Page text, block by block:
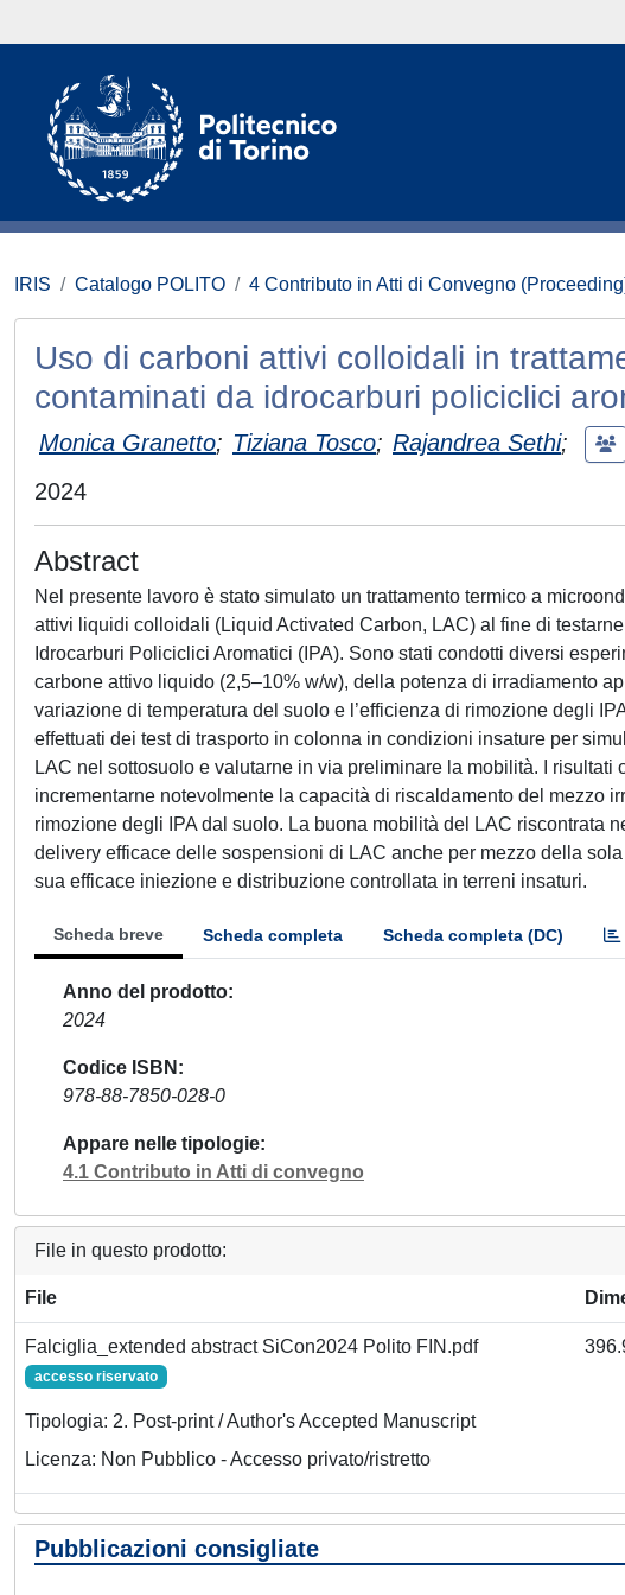
IRIS Catalogo POLITO 4 Contributo in Atti di Convegno
Uso di carboni attivi colloidali in
contaminati da idrocarburi policiclici
Monica Granetto; Tiziana Tosco; Rajandrea Sethi;
2024
Abstract
Nel presente lavoro è stato simulato un trattamento termico a
attivi liquidi colloidali (Liquid Activated Carbon, LAC) al fine di
Idrocarburi Policiclici Aromatici (IPA). Sono stati condotti diversi
carbone attivo liquido (2,5–10% w/w), della potenza di irradiamento
variazione di temperatura del suolo e l’efficienza di rimozione degli
effettuati dei test di trasporto in colonna in condizioni insature per
LAC nel sottosuolo e valutarne in via preliminare la mobilità. I
incrementarne notevolmente la capacità di riscaldamento del mezzo
rimozione degli IPA dal suolo. La buona mobilità del LAC riscontrata
delivery efficace delle sospensioni di LAC anche per mezzo della
sua efficace iniezione e distribuzione controllata in terreni insaturi.
Scheda breve Scheda completa Scheda completa (DC)
Anno del prodotto
2024
Codice ISBN
978-88-7850-028-0
Appare nelle tipologie
4.1 Contributo in Atti di convegno
File in questo prodotto:
File
Falciglia_extended abstract SiCon2024 Polito FIN.pdf
accesso riservato
Tipologia: 2. Post-print / Author's Accepted Manuscript
Licenza: Non Pubblico - Accesso privato/ristretto
Pubblicazioni consigliate